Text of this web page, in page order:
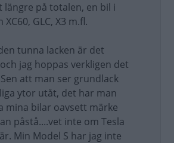
längre på totalen, en bil i
GLC, X3 m.fl.
tunna lacken är det
jag hoppas verkligen det
att man ser grundlack
ytor utåt, det har man
mina bilar oavsett märke
påstå....vet inte om Tesla
Min Model S har jag inte